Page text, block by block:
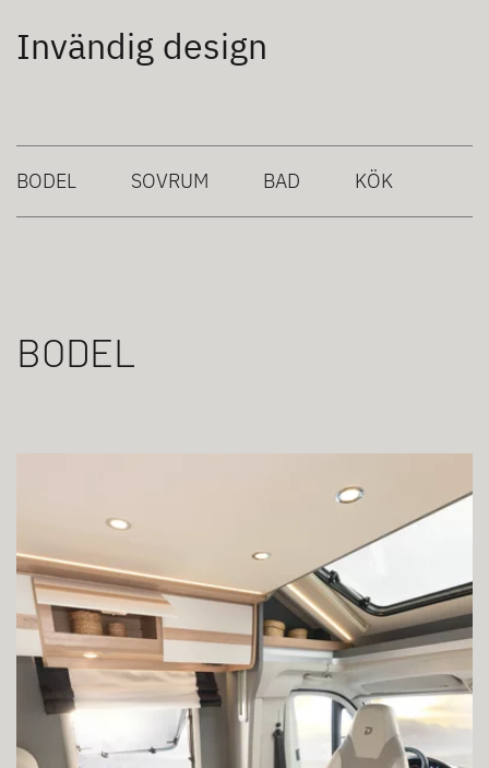
Invändig design
BODEL SOVRUM BAD KÖK
BODEL